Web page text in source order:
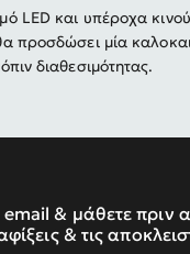
LED και υπέροχα
προσδώσει μία
διαθεσιμότητας.
& μάθετε πριν
& τις